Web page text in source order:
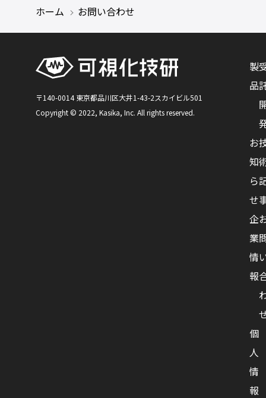
ホーム お問い合わせ
〒140-0014 東京都品川区大井1-43-2スカイビル501
Copyright © 2022, Kasika, Inc. All rights reserved.
製
品
お
知
ら
せ
企
業
情
報
個
人
情
報